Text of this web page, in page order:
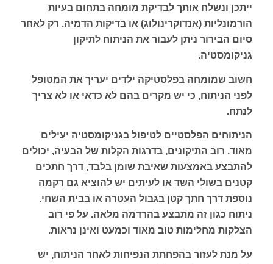
ייתכן ונשלח אותך לבדיקת מומחה בתחום בעיות
הורמונליות (אנדוקרינולוג) או בדיקות הדמיה. רק לאחר
סיום הבירור ניתן לעבור את הניתוח לתיקון
גניקומסטיה.
חשוב שמומחה בפלסטיקה ילדים יעריך את המטופל
לפני הניתוח, כי יש מקרים בהם לא כדאי או לא צריך
לנתח.
הניתוחים הפלסטיים לטיפול בגניקומסטיה יעילים
מאוד. רוב התיקונים, בדרגות הקלות של הבעיה, יכולים
להתבצע באמצעות שאיבת שומן בלבד, דרך חתכים
קטנים בשולי השד או לעיתים יש להוציא גם רקמה
נוספת דרך חתך קטן בגבול העטרה או בבית השחי.
ניתוח כגון זה מתבצע בהרדמה מלאה. על פי רוב
הצלקות מחלימות טוב מאוד וכמעט ואינן נראות.
על מנת לעזור בהפחתת הנפיחות לאחר הניתוח, יש